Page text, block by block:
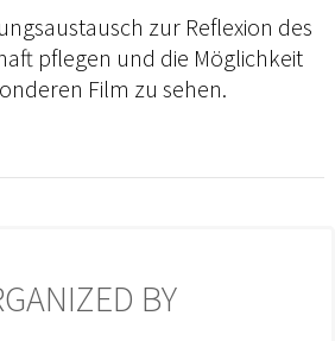
zur Reflexion des
pflegen und die Möglichkeit
Film zu sehen.
BY